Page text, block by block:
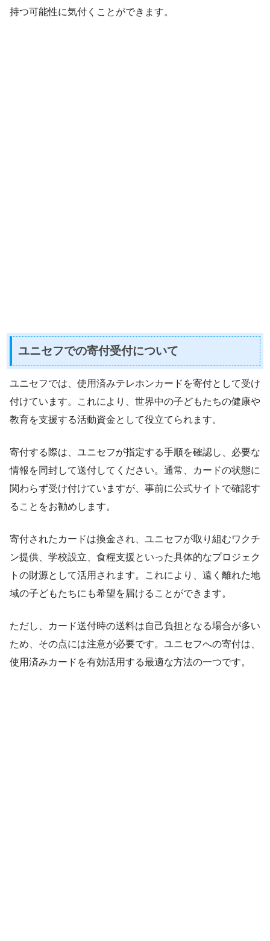
持つ可能性に気付くことができます。
ユニセフでの寄付受付について
ユニセフでは、使用済みテレホンカードを寄付として受け
付けています。これにより、世界中の子どもたちの健康や
教育を支援する活動資金として役立てられます。
寄付する際は、ユニセフが指定する手順を確認し、必要な
情報を同封して送付してください。通常、カードの状態に
関わらず受け付けていますが、事前に公式サイトで確認す
ることをお勧めします。
寄付されたカードは換金され、ユニセフが取り組むワクチ
ン提供、学校設立、食糧支援といった具体的なプロジェク
トの財源として活用されます。これにより、遠く離れた地
域の子どもたちにも希望を届けることができます。
ただし、カード送付時の送料は自己負担となる場合が多い
ため、その点には注意が必要です。ユニセフへの寄付は、
使用済みカードを有効活用する最適な方法の一つです。